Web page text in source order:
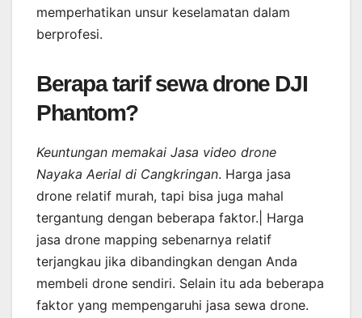
memperhatikan unsur keselamatan dalam
berprofesi.
Berapa tarif sewa drone DJI
Phantom?
Keuntungan memakai Jasa video drone
Nayaka Aerial di Cangkringan. Harga jasa
drone relatif murah, tapi bisa juga mahal
tergantung dengan beberapa faktor.| Harga
jasa drone mapping sebenarnya relatif
terjangkau jika dibandingkan dengan Anda
membeli drone sendiri. Selain itu ada beberapa
faktor yang mempengaruhi jasa sewa drone.